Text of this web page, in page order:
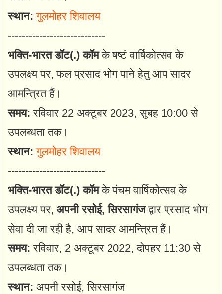
स्थान: गुलमोहर शिवालय
----------------------------
भक्ति-भारत डॉट(.) कॉमके षष्टं वार्षिकोत्सव के
उपलक्ष्य पर, फल प्रसाद भोग पाने हेतु आप सादर
आमन्त्रित हैं।
समय:रविवार 22 अक्टूबर 2023, सुबह 10:00 से
उपलब्धता तक।
स्थान: गुलमोहर शिवालय
----------------------------
भक्ति-भारत डॉट(.) कॉमके पंचम वार्षिकोत्सव के
उपलक्ष्य पर, अपनी रसोई, सिरसागंजद्वार प्रसाद भोग
सेवा दी जा रही है, आप सादर आमन्त्रित हैं।
समय: रविवार, 2 अक्टूबर 2022, दोपहर 11:30 से
उपलब्धता तक।
स्थान: अपनी रसोई, सिरसागंज